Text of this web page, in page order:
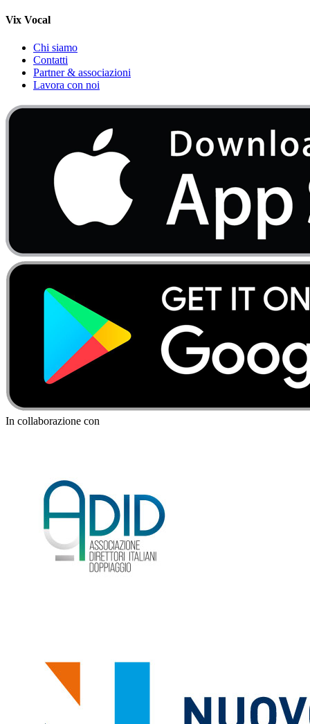
Vix Vocal
Chi siamo
Contatti
Partner & associazioni
Lavora con noi
In collaborazione con